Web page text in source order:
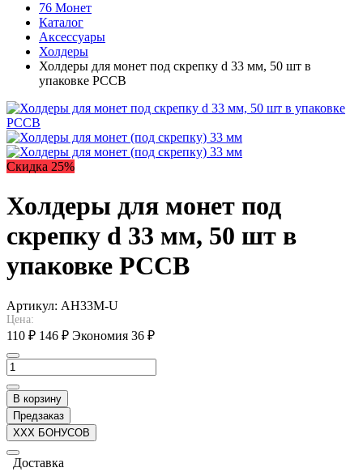
76 Монет
Каталог
Аксессуары
Холдеры
Холдеры для монет под скрепку d 33 мм, 50 шт в
упаковке PCCB
Скидка 25%
Холдеры для монет под
скрепку d 33 мм, 50 шт в
упаковке PCCB
Артикул: AH33M-U
Цена:
110 ₽ 146 ₽ Экономия 36 ₽
В корзину
Предзаказ
XXX БОНУСОВ
Доставка